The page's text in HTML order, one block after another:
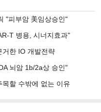
"피부암 美임상승인"
T 병용, 시너지효과"
거한 IO 개발전략
뇌암 1b/2a상 승인"
할 수밖에 없는 이유